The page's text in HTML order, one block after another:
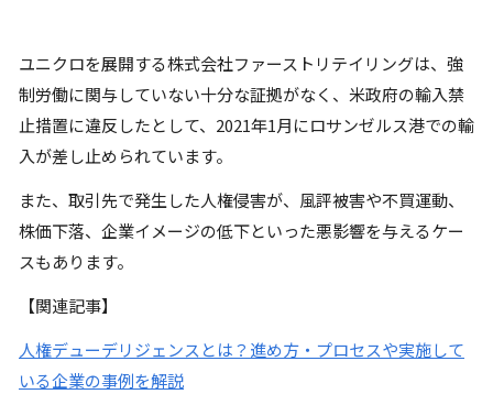
ユニクロを展開する株式会社ファーストリテイリングは、強
制労働に関与していない十分な証拠がなく、米政府の輸入禁
止措置に違反したとして、2021年1月にロサンゼルス港での輸
入が差し止められています。
また、取引先で発生した人権侵害が、風評被害や不買運動、
株価下落、企業イメージの低下といった悪影響を与えるケー
スもあります。
【関連記事】
人権デューデリジェンスとは？進め方・プロセスや実施して
いる企業の事例を解説